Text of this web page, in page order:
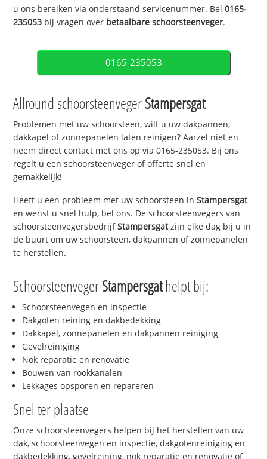
u ons bereiken via onderstaand servicenummer. Bel0165-
235053 bij vragen over betaalbare schoorsteenveger.
0165-235053
Allround schoorsteenvegerStampersgat
Problemen met uw schoorsteen, wilt u uw dakpannen,
dakkapel of zonnepanelen laten reinigen? Aarzel niet en
neem direct contact met ons op via 0165-235053. Bij ons
regelt u een schoorsteenveger of offerte snel en
gemakkelijk!
Heeft u een probleem met uw schoorsteen inStampersgat
en wenst u snel hulp, bel ons. De schoorsteenvegers van
schoorsteenvegersbedrijfStampersgatzijn elke dag bij u in
de buurt om uw schoorsteen, dakpannen of zonnepanelen
te herstellen.
SchoorsteenvegerStampersgathelpt bij:
Schoorsteenvegen en inspectie
Dakgoten reining en dakbedekking
Dakkapel, zonnepanelen en dakpannen reiniging
Gevelreiniging
Nok reparatie en renovatie
Bouwen van rookkanalen
Lekkages opsporen en repareren
Snel ter plaatse
Onze schoorsteenvegers helpen bij het herstellen van uw
dak, schoorsteenvegen en inspectie, dakgotenreiniging en
dakbedekking, gevelreining, nok reparatie en renovatie of